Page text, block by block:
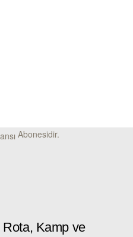
Abonesidir.
Kamp ve